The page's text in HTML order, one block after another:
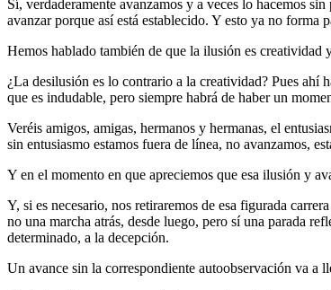
Sí, verdaderamente avanzamos y a veces lo hacemos
avanzar porque así está establecido. Y esto ya no forma
Hemos hablado también de que la ilusión es creatividad
¿La desilusión es lo contrario a la creatividad? Pues ahí
que es indudable, pero siempre habrá de haber un
Veréis amigos, amigas, hermanos y hermanas, el
sin entusiasmo estamos fuera de línea, no avanzamos,
Y en el momento en que apreciemos que esa ilusión y
Y, si es necesario, nos retiraremos de esa figurada
no una marcha atrás, desde luego, pero sí una parada
determinado, a la decepción.
Un avance sin la correspondiente autoobservación va a